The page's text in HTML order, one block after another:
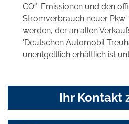
CO2-Emissionen und den
Stromverbrauch neuer
werden, der an allen
'Deutschen Automobil
unentgeltlich erhältlich ist
Ihr Kontakt